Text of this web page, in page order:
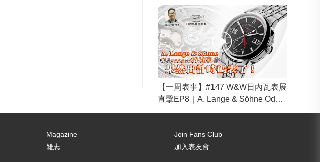
【一周表事】#147 W&W日內瓦表展
直擊EP8｜A. Lange & Söhne Odys
Magazine
雜志
Join Fans Club
加入表友會